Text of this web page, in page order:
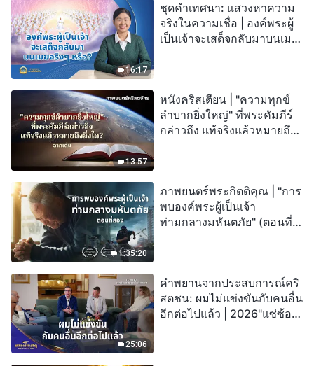
16:17
ชุดคำเทศนา: แสวงหาความ
จริงในความเชื่อ | องค์พระผู้
เป็นเจ้าจะเสด็จกลับมาบนเมฆ
13:57
หนังคริสเตียน | "ความทุกข์
ลำบากยิ่งใหญ่" ที่พระคัมภีร์
กล่าวถึง แท้จริงแล้วหมายถึง
1:35:20
ภาพยนตร์พระกิตติคุณ | "การ
พบองค์พระผู้เป็นเจ้า
ท่ามกลางมหันตภัย" (ตอนที่
25:06
คำพยานจากประสบการณ์คริ
สตชน: ผมไม่แข่งขันกับคนอื่น
อีกต่อไปแล้ว | 2026"แซ่ซ้อง